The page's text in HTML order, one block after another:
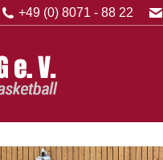
+49 (0) 8071 - 88 22
2. DBBL